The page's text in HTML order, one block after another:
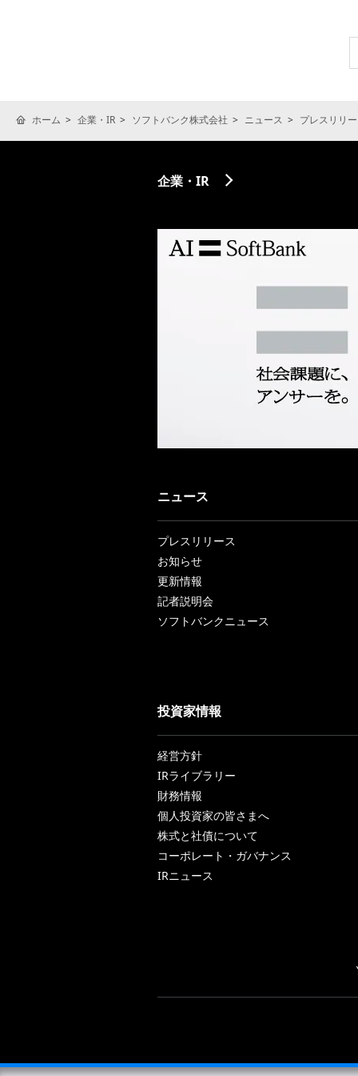
ホーム 企業・IR ソフトバンク株式会社 ニュース プレスリリ
企業・IR
ニュース
プレスリリース
お知らせ
更新情報
記者説明会
ソフトバンクニュース
投資家情報
経営方針
IRライブラリー
財務情報
個人投資家の皆さまへ
株式と社債について
コーポレート・ガバナンス
IRニュース